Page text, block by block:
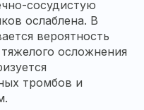
сосудистую
ослаблена. В
вероятность
осложнения
тромбов и